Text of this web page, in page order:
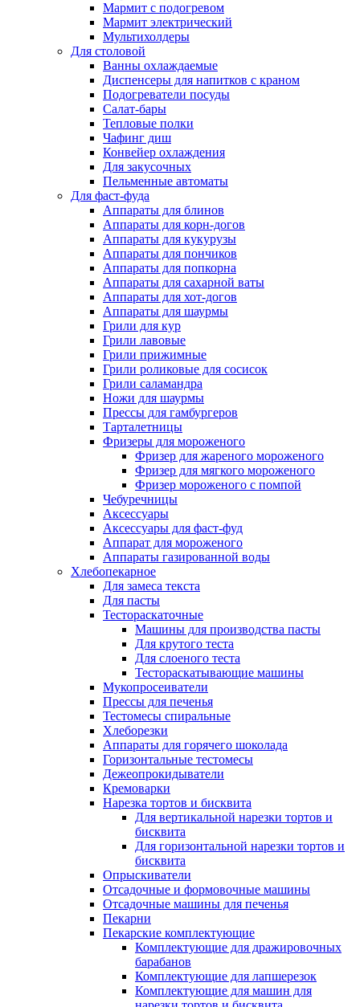
Мармит с подогревом
Мармит электрический
Мультихолдеры
Для столовой
Ванны охлаждаемые
Диспенсеры для напитков с краном
Подогреватели посуды
Салат-бары
Тепловые полки
Чафинг диш
Конвейер охлаждения
Для закусочных
Пельменные автоматы
Для фаст-фуда
Аппараты для блинов
Аппараты для корн-догов
Аппараты для кукурузы
Аппараты для пончиков
Аппараты для попкорна
Аппараты для сахарной ваты
Аппараты для хот-догов
Аппараты для шаурмы
Грили для кур
Грили лавовые
Грили прижимные
Грили роликовые для сосисок
Грили саламандра
Ножи для шаурмы
Прессы для гамбургеров
Тарталетницы
Фризеры для мороженого
Фризер для жареного мороженого
Фризер для мягкого мороженого
Фризер мороженого с помпой
Чебуречницы
Аксессуары
Аксессуары для фаст-фуд
Аппарат для мороженого
Аппараты газированной воды
Хлебопекарное
Для замеса текста
Для пасты
Тестораскаточные
Машины для производства пасты
Для крутого теста
Для слоеного теста
Тестораскатывающие машины
Мукопросеиватели
Прессы для печенья
Тестомесы спиральные
Хлеборезки
Аппараты для горячего шоколада
Горизонтальные тестомесы
Дежеопрокидыватели
Кремоварки
Нарезка тортов и бисквита
Для вертикальной нарезки тортов и
бисквита
Для горизонтальной нарезки тортов и
бисквита
Опрыскиватели
Отсадочные и формовочные машины
Отсадочные машины для печенья
Пекарни
Пекарские комплектующие
Комплектующие для дражировочных
барабанов
Комплектующие для лапшерезок
Комплектующие для машин для